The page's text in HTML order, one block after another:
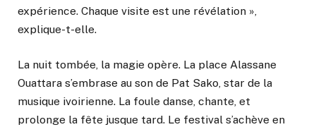
expérience. Chaque visite est une révélation »,
explique-t-elle.
La nuit tombée, la magie opère. La place Alassane
Ouattara s’embrase au son de Pat Sako, star de la
musique ivoirienne. La foule danse, chante, et
prolonge la fête jusque tard. Le festival s’achève en